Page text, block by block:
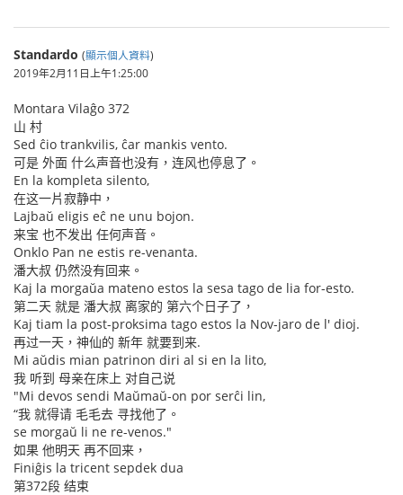
Standardo (顯示個人資料)
2019年2月11日上午1:25:00
Montara Vilaĝo 372
山 村
Sed ĉio trankvilis, ĉar mankis vento.
可是 外面 什么声音也没有，连风也停息了。
En la kompleta silento,
在这一片寂静中，
Lajbaŭ eligis eĉ ne unu bojon.
来宝 也不发出 任何声音。
Onklo Pan ne estis re-venanta.
潘大叔 仍然没有回来。
Kaj la morgaŭa mateno estos la sesa tago de lia for-esto.
第二天 就是 潘大叔 离家的 第六个日子了，
Kaj tiam la post-proksima tago estos la Nov-jaro de l' dioj.
再过一天，神仙的 新年 就要到来.
Mi aŭdis mian patrinon diri al si en la lito,
我 听到 母亲在床上 对自己说
"Mi devos sendi Maŭmaŭ-on por serĉi lin,
“我 就得请 毛毛去 寻找他了。
se morgaŭ li ne re-venos."
如果 他明天 再不回来，
Finiĝis la tricent sepdek dua
第372段 结束